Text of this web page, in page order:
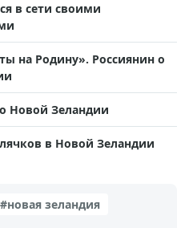
в сети своими
на Родину». Россиянин о
Новой Зеландии
в Новой Зеландии
#новая зеландия